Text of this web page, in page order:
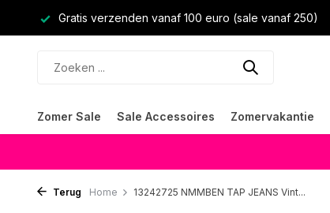
Gratis verzenden vanaf 100 euro (sale vanaf 250)
Zomer Sale Sale Accessoires Zomervakantie
Terug Home 13242725 NMMBEN TAP JEANS Vint...